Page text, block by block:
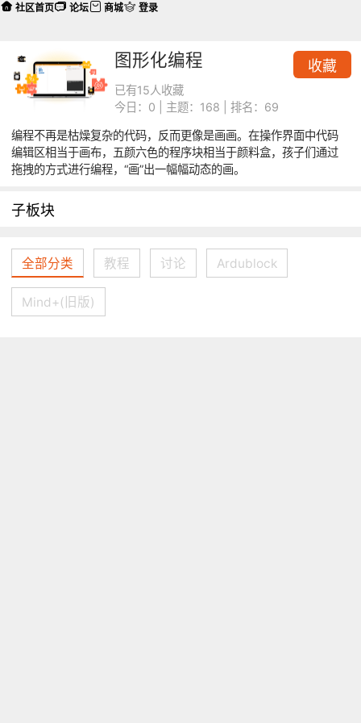
收藏
图形化编程
已有15人收藏
今日：0 | 主题：168 | 排名：69
编程不再是枯燥复杂的代码，反而更像是画画。在操作界面中代码
编辑区相当于画布，五颜六色的程序块相当于颜料盒，孩子们通过
拖拽的方式进行编程，“画”出一幅幅动态的画。
子板块
全部分类 教程 讨论 Ardublock
Mind+(旧版)
社区首页 论坛 商城 登录